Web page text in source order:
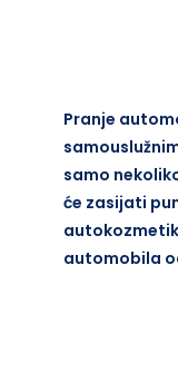
Pranje
samo
će zasijati
automobila